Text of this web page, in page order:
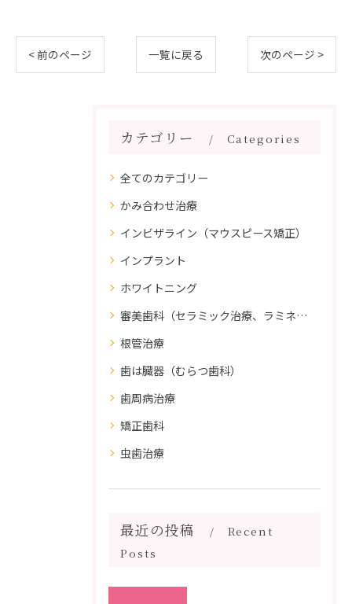
< 前のページ 一覧に戻る 次のページ >
カテゴリー Categories
全てのカテゴリー
かみ合わせ治療
インビザライン（マウスピース矯正）
インプラント
ホワイトニング
審美歯科（セラミック治療、ラミネートべニア、ダイレクトボンディング）
根管治療
歯は臓器（むらつ歯科）
歯周病治療
矯正歯科
虫歯治療
最近の投稿
Recent
Posts